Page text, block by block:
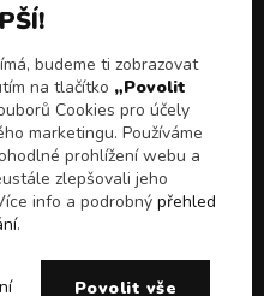
NÁS!
vyhrazena
ANO
budeme ti zobrazovat
na tlačítko „Povolit
Cookies pro účely
marketingu. Používáme
prohlížení webu a
zlepšovali jeho
info a podrobný přehled
.
Povolit vše